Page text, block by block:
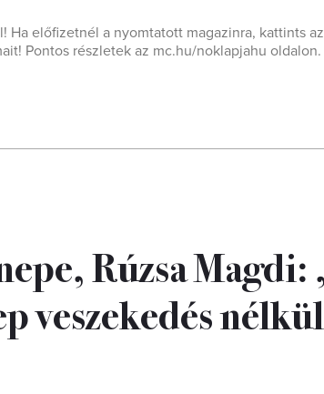
előfizetnél a nyomtatott magazinra, kattints
Pontos részletek az mc.hu/noklapjahu
Rúzsa Magdi:
veszekedés